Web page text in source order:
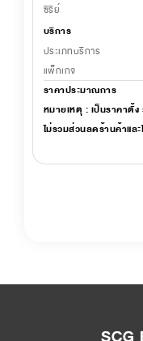
ซีรีย์
บริการ
ประเภทบริการ
แพ็กเกจ
ราคาประมาณการ
หมายเหตุ : เป็นราคาตั้ง
ไม่รวมส่วนลดร้านค้าและ